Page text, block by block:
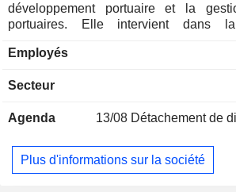
développement portuaire et la
portuaires. Elle intervient dans
propose divers services portuaires,
services conventionnels de la
liquide, de ciment et les opérations
conteneurs et aux marchandises
services maritimes
Employés
Secteur
Agenda 13/08 Détachement de
Plus d'informations sur la société